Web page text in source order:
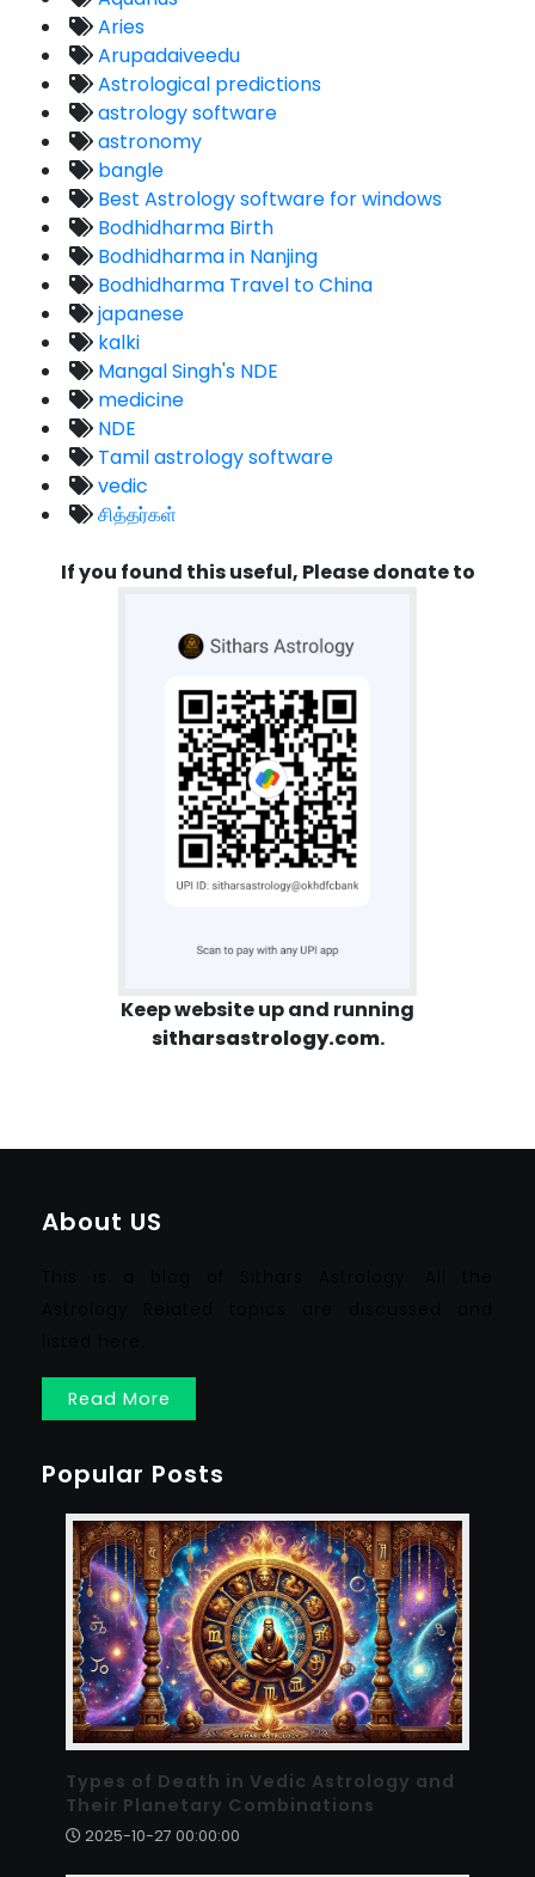
Aries
Arupadaiveedu
Astrological predictions
astrology software
astronomy
bangle
Best Astrology software for windows
Bodhidharma Birth
Bodhidharma in Nanjing
Bodhidharma Travel to China
japanese
kalki
Mangal Singh's NDE
medicine
NDE
Tamil astrology software
vedic
சித்தர்கள்
If you found this useful, Please donate to
Keep website up and running
sitharsastrology.com.
About US
Read More
Popular Posts
Types of Death in Vedic Astrology and
Their Planetary Combinations
2025-10-27 00:00:00